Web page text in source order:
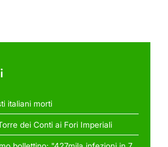
italiani morti
dei Conti ai Fori Imperiali